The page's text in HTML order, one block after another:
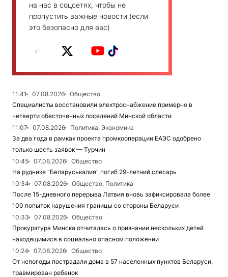
на нас в соцсетях, чтобы не
пропустить важные новости (если
это безопасно для вас)
11:41 07.08.2026
Общество
Специалисты восстановили электроснабжение примерно в
четверти обесточенных поселений Минской области
11:07
07.08.2026
Политика, Экономика
За два года в рамках проекта промкооперации ЕАЭС одобрено
только шесть заявок — Турчин
10:45
07.08.2026
Общество
На руднике "Беларуськалия" погиб 29-летний слесарь
10:34
07.08.2026
Общество, Политика
После 15-дневного перерыва Латвия вновь зафиксировала более
100 попыток нарушения границы со стороны Беларуси
10:33
07.08.2026
Общество
Прокуратура Минска отчиталась о признании нескольких детей
находящимися в социально опасном положении
10:24
07.08.2026
Общество
От непогоды пострадали дома в 57 населенных пунктов Беларуси,
травмирован ребенок